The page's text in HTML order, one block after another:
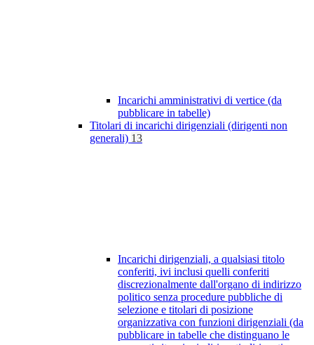
Incarichi amministrativi di vertice (da
pubblicare in tabelle)
Titolari di incarichi dirigenziali (dirigenti non
generali) 13
Incarichi dirigenziali, a qualsiasi titolo
conferiti, ivi inclusi quelli conferiti
discrezionalmente dall'organo di indirizzo
politico senza procedure pubbliche di
selezione e titolari di posizione
organizzativa con funzioni dirigenziali (da
pubblicare in tabelle che distinguano le